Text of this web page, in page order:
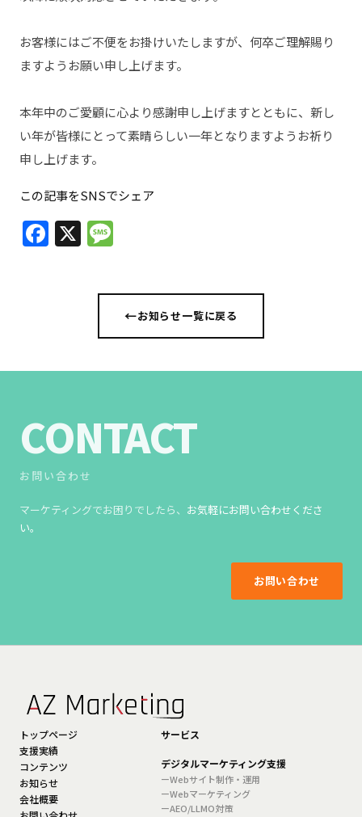
お客様にはご不便をお掛けいたしますが、何卒ご理解賜り
ますようお願い申し上げます。
本年中のご愛顧に心より感謝申し上げますとともに、新し
い年が皆様にとって素晴らしい一年となりますようお祈り
申し上げます。
この記事をSNSでシェア
Facebook
X
お知らせ一覧に戻る
CONTACT
お問い合わせ
マーケティングでお困りでしたら、 お気軽にお問い合わせくださ
い。
お問い合わせ
トップページ
支援実績
コンテンツ
お知らせ
会社概要
サービス
デジタルマーケティング支援
ーWebサイト制作・運用
ーWebマーケティング
ーAEO/LLMO対策